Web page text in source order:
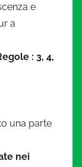
e
a
: 3, 4,
una parte
nei